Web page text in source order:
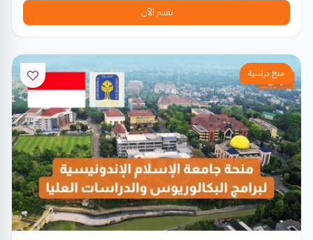
تقدم الآن
منح دراسية